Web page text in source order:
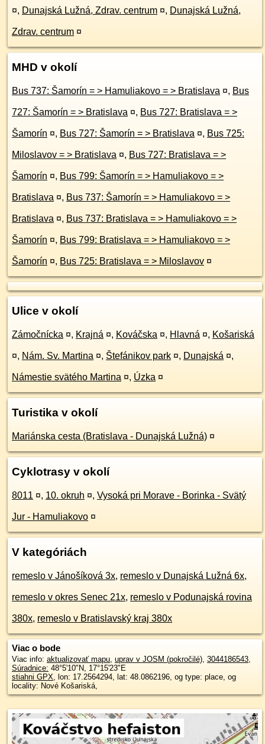
¤, Dunajská Lužná, Zdrav. centrum ¤, Dunajská Lužná,
Zdrav. centrum ¤
MHD v okolí
Bus 737: Šamorín = > Hamuliakovo = > Bratislava ¤, Bus
727: Šamorín = > Bratislava ¤, Bus 727: Bratislava = >
Šamorín ¤, Bus 727: Šamorín = > Bratislava ¤, Bus 725:
Miloslavov = > Bratislava ¤, Bus 727: Bratislava = >
Šamorín ¤, Bus 799: Šamorín = > Hamuliakovo = >
Bratislava ¤, Bus 737: Šamorín = > Hamuliakovo = >
Bratislava ¤, Bus 737: Bratislava = > Hamuliakovo = >
Šamorín ¤, Bus 799: Bratislava = > Hamuliakovo = >
Šamorín ¤, Bus 725: Bratislava = > Miloslavov ¤
Ulice v okolí
Zámočnícka ¤, Krajná ¤, Kováčska ¤, Hlavná ¤, Košariská
¤, Nám. Sv. Martina ¤, Štefánikov park ¤, Dunajská ¤,
Námestie svätého Martina ¤, Úzka ¤
Turistika v okolí
Mariánska cesta (Bratislava - Dunajská Lužná) ¤
Cyklotrasy v okolí
8011 ¤, 10. okruh ¤, Vysoká pri Morave - Borinka - Svätý
Jur - Hamuliakovo ¤
V kategóriách
remeslo v Jánošíková 3x, remeslo v Dunajská Lužná 6x,
remeslo v okres Senec 21x, remeslo v Podunajská rovina
380x, remeslo v Bratislavský kraj 380x
Viac o bode
Viac info: aktualizovať mapu, uprav v JOSM (pokročilé), 3044186543,
Súradnice: 48°5'10"N, 17°15'23"E
stiahni GPX, lon: 17.2564294, lat: 48.0862196, og type: place, og
locality: Nové Košariská,